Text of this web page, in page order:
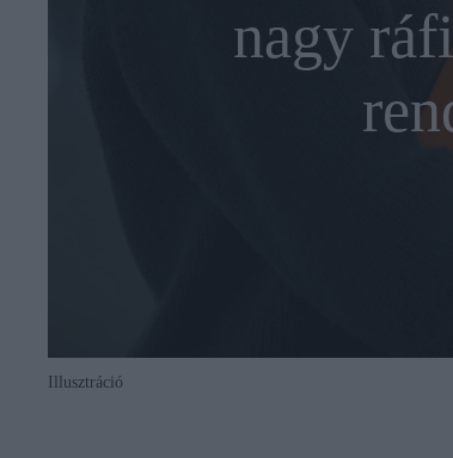
nagy
Illusztráció